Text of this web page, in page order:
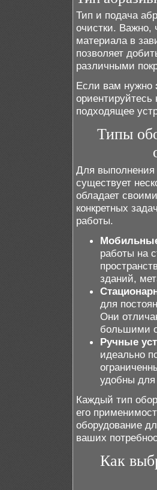
Тип и подача
очистки. Важно,
материала в
позволяет
различными
Если вам нужно
подходящее
Типы
Для выполнения
существует
обладает
конкретных
работы.
работы на
зданий,
для
Они
большими
Ручные
идеально
удобны для
Каждый тип
его
оборудование
ваших
Как